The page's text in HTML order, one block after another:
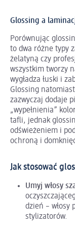
Glossing a
Porównując
to dwa różne typy
żelatyną czy
wszystkim tworzy
wygładza łuski i
Glossing
zazwyczaj dodaje
„wypełnienia”
tafli, jednak
odświeżeniem i
ochroną i
Jak stosować
Umyj włosy
dzień – włosy
stylizatorów.